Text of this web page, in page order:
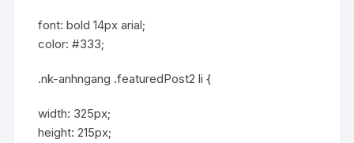
font: bold 14px arial;
color: #333;
.nk-anhngang .featuredPost2 li {
width: 325px;
height: 215px;